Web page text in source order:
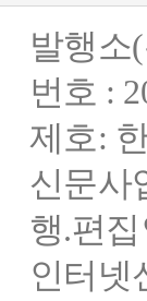
발행소
번호 :
제호:
신문사
행.편
인터넷